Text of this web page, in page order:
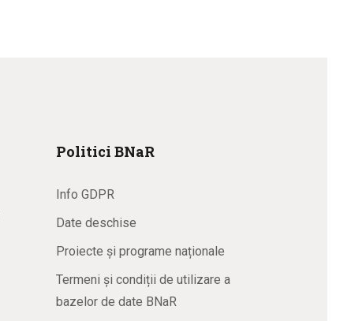
Politici BNaR
Info GDPR
Date deschise
Proiecte și programe naționale
Termeni și condiții de utilizare a
bazelor de date BNaR